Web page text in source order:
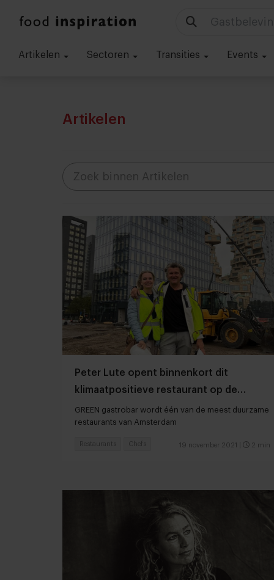
Artikelen Sectoren Transities Events
Artikelen
Peter Lute opent binnenkort dit
klimaatpositieve restaurant op de
Zuidas
GREEN gastrobar wordt één van de meest duurzame
restaurants van Amsterdam
19 november 2021 2 min
Restaurants Chefs